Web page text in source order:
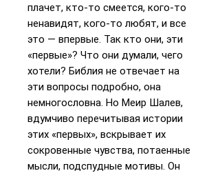
плачет, кто-то смеется, кого-то
ненавидят, кого-то любят, и все
это — впервые. Так кто они, эти
«первые»? Что они думали, чего
хотели? Библия не отвечает на
эти вопросы подробно, она
немногословна. Но Меир Шалев,
вдумчиво перечитывая истории
этих «первых», вскрывает их
сокровенные чувства, потаенные
мысли, подспудные мотивы. Он